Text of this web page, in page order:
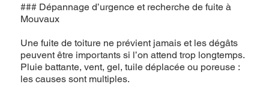
### Dépannage d’urgence et recherche de fuite à
Mouvaux
Une fuite de toiture ne prévient jamais et les dégâts
peuvent être importants si l’on attend trop longtemps.
Pluie battante, vent, gel, tuile déplacée ou poreuse :
les causes sont multiples.